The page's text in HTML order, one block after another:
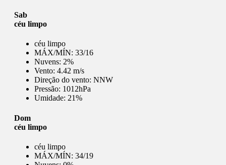
Sab
céu limpo
céu limpo
MÁX/MÍN: 33/16
Nuvens: 2%
Vento: 4.42 m/s
Direção do vento: NNW
Pressão: 1012hPa
Umidade: 21%
Dom
céu limpo
céu limpo
MÁX/MÍN: 34/19